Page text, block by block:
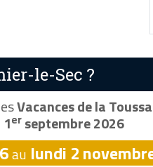
le-Sec ?
Vacances de la
er septembre 2026
au lundi 2